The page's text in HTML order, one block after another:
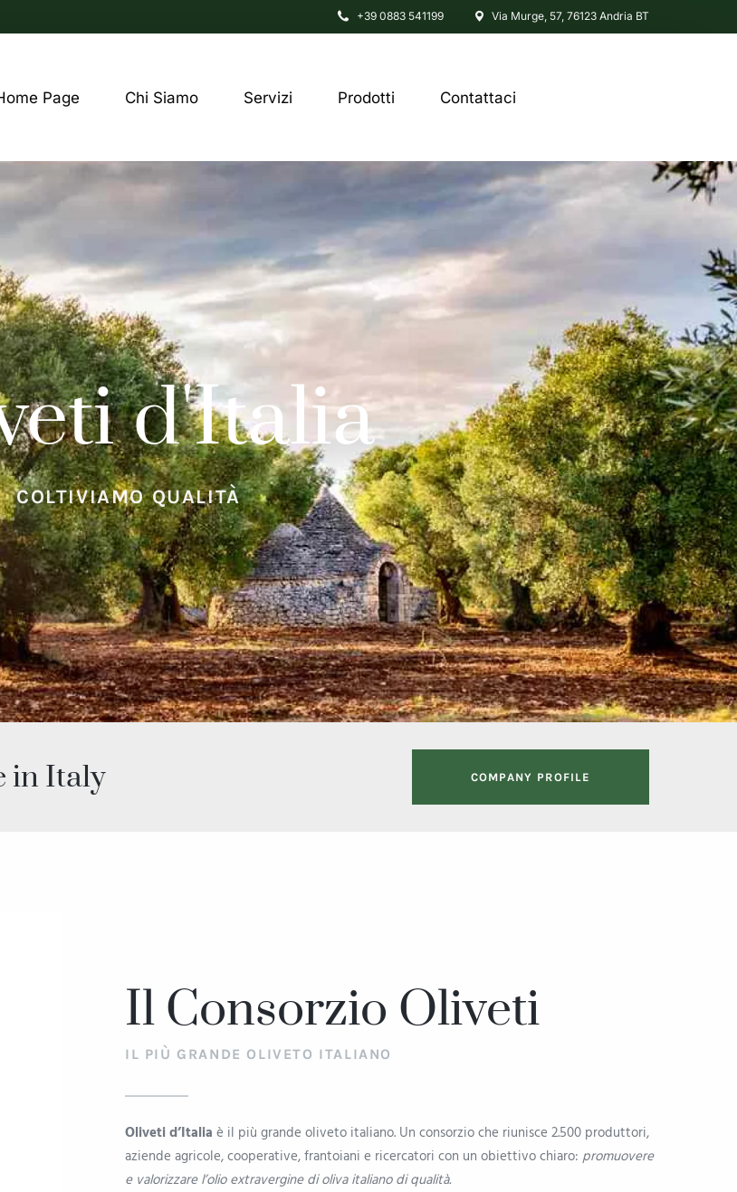
+39 0883 541199 Via Murge, 57, 76123 Andria BT
Page Chi Siamo Servizi Prodotti Contattaci
d'Italia
COLTIVIAMO QUALITÀ
in Italy COMPANY PROFILE
Il Consorzio Oliveti
IL PIÙ GRANDE OLIVETO ITALIANO
Oliveti d’Italia è il più grande oliveto italiano. Un consorzio che riunisce 2.500 produttori,
aziende agricole, cooperative, frantoiani e ricercatori con un obiettivo chiaro:promuovere
e valorizzare l’olio extravergine di oliva italiano di qualità.